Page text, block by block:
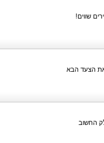
שווים!
הצעד הבא
החשוב